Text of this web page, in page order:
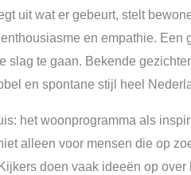
uit wat er gebeurt, stelt
en empathie.
slag te gaan. Bekende
en spontane stijl heel
het woonprogramma als
alleen voor mensen die op
doen vaak ideeën op